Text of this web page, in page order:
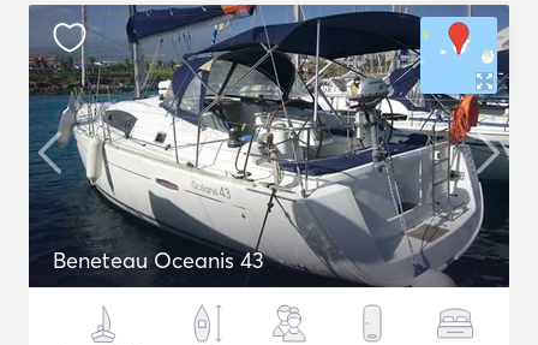
Beneteau Oceanis 43